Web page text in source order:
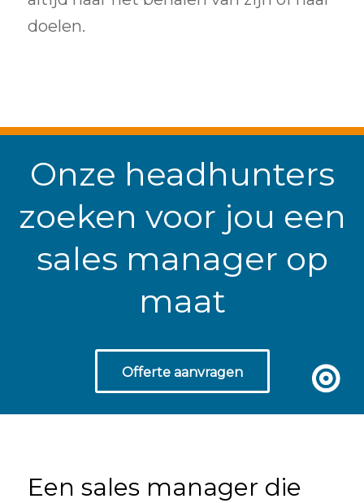
doelen.
Onze headhunters
zoeken voor jou een
sales manager op
maat
Offerte aanvragen
Een sales manager die